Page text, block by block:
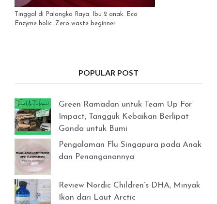
Tinggal di Palangka Raya. Ibu 2 anak. Eco
Enzyme holic. Zero waste beginner
POPULAR POST
Green Ramadan untuk Team Up For
Impact, Tangguk Kebaikan Berlipat
Ganda untuk Bumi
Pengalaman Flu Singapura pada Anak
dan Penanganannya
Review Nordic Children’s DHA, Minyak
Ikan dari Laut Arctic